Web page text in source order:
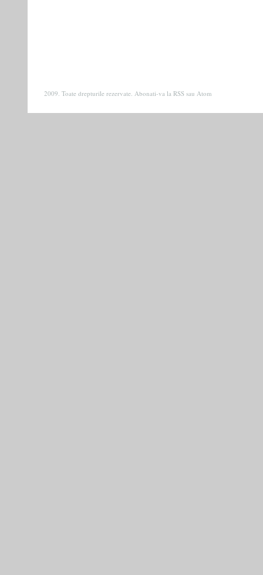
2009. Toate drepturile rezervate. Abonati-va la RSS sau Atom